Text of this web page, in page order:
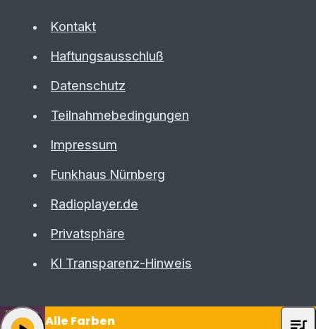
Kontakt
Haftungsausschluß
Datenschutz
Teilnahmebedingungen
Impressum
Funkhaus Nürnberg
Radioplayer.de
Privatsphäre
KI Transparenz-Hinweis
Alle Farben